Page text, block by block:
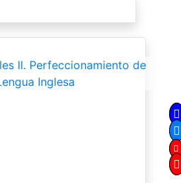
II. Perfeccionamiento de
Inglesa